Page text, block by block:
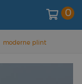
0
moderne plint